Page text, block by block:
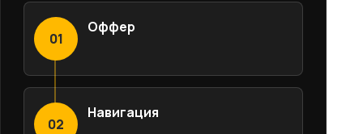
01
Оффер
02
Навигация